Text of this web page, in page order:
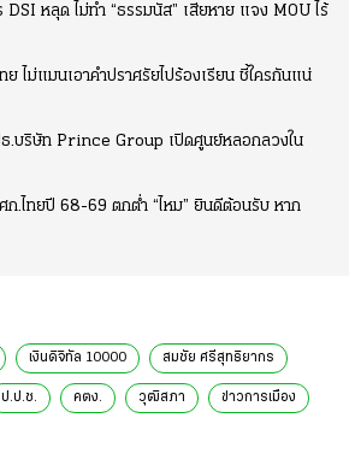
DSI หลุด ไม่ทำ “ธรรมนัส” เสียหาย แจง MOU ไร้
ย ไม่แมนเอาคำปราศรัยไปร้องเรียน ชี้ใครกันแน่
.บริษัท Prince Group เปิดศูนย์หลอกลวงใน
.ไทยปี 68-69 ตกต่ำ “ไหม” ยินดีต้อนรับ หาก
เงินดิจิทัล 10000 สมชัย ศรีสุทธิยากร
ป.ป.ช. คตง. วุฒิสภา ข่าวการเมือง